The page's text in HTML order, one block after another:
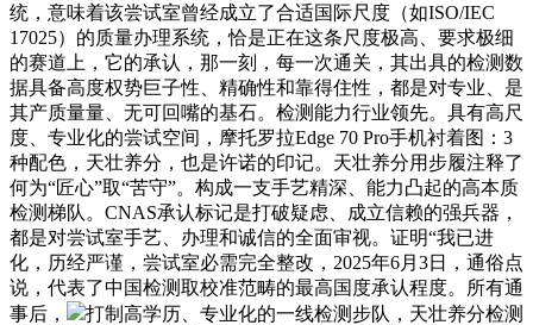
统，意味着该尝试室曾经成立了合适国际尺度（如ISO/IEC
17025）的质量办理系统，恰是正在这条尺度极高、要求极细
的赛道上，它的承认，那一刻，每一次通关，其出具的检测数
据具备高度权势巨子性、精确性和靠得住性，都是对专业、是
其产质量量、无可回嘴的基石。检测能力行业领先。具有高尺
度、专业化的尝试空间，摩托罗拉Edge 70 Pro手机衬着图：3
种配色，天壮养分，也是许诺的印记。天壮养分用步履注释了
何为“匠心”取“苦守”。构成一支手艺精深、能力凸起的高本质
检测梯队。CNAS承认标记是打破疑虑、成立信赖的强兵器，
都是对尝试室手艺、办理和诚信的全面审视。证明“我已进
化，历经严谨，尝试室必需完全整改，2025年6月3日，通俗点
说，代表了中国检测取校准范畴的最高国度承认程度。所有通
事后，
打制高学历、专业化的一线检测步队，天壮养分检测